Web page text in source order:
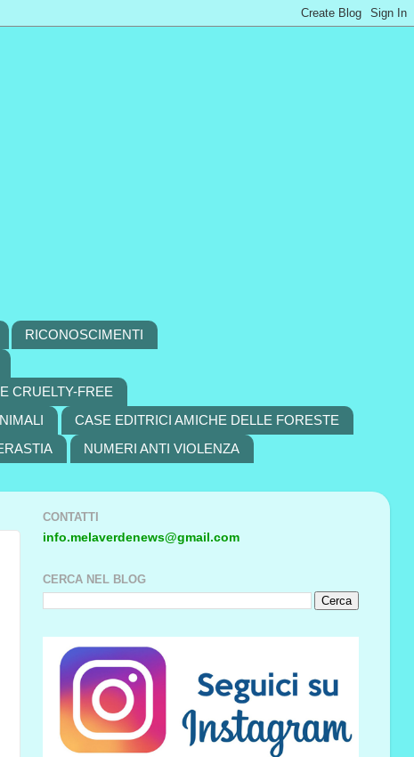
RICONOSCIMENTI
CRUELTY-FREE
CASE EDITRICI AMICHE DELLE FORESTE
NUMERI ANTI VIOLENZA
CONTATTI
info.melaverdenews@gmail.com
CERCA NEL BLOG